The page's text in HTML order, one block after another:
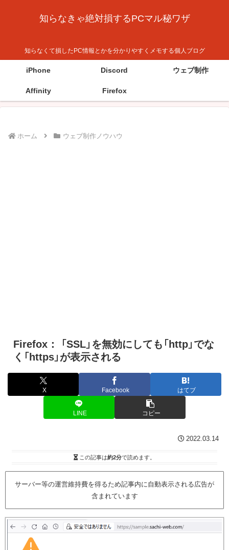
知らなきゃ絶対損するPCマル秘ワザ
知らなくて損したPC情報とかを分かりやすくメモする個人ブログ
iPhone Discord ウェブ制作
Affinity Firefox
ホーム ウェブ制作ノウハウ
Firefox： 「SSL」を無効にしても「http」でな
く「https」が表示される
X Facebook はてブ
LINE コピー
2022.03.14
この記事は約2分で読めます。
サーバー等の運営維持費を得るため記事内に自動表示される広告が
含まれています